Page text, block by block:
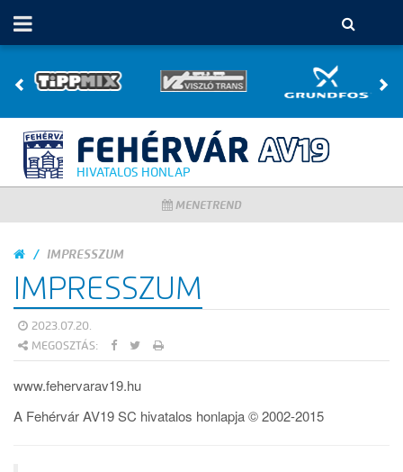
HIVATALOS HONLAP
MENETREND
IMPRESSZUM
IMPRESSZUM
2023.07.20.
MEGOSZTÁS:
www.fehervarav19.hu
A Fehérvár AV19 SC hivatalos honlapja © 2002-2015